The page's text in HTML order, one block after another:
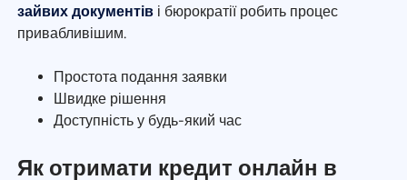
зайвих документів і бюрократії робить процес
привабливішим.
Простота подання заявки
Швидке рішення
Доступність у будь-який час
Як отримати кредит онлайн в